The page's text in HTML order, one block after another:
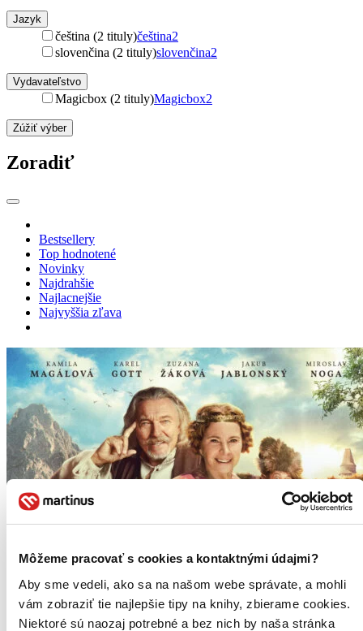
Môžeme pracovať s cookies a kontaktnými údajmi?
Aby sme vedeli, ako sa na našom webe správate, a mohli
vám zobraziť tie najlepšie tipy na knihy, zbierame cookies.
Niektoré sú naozaj potrebné a bez nich by naša stránka
Jazyk
čeština (2 tituly)čeština2
slovenčina (2 tituly)slovenčina2
Vydavateľstvo
Magicbox (2 tituly)Magicbox2
Zúžiť výber
Zoradiť
Bestsellery
Top hodnotené
Novinky
Najdrahšie
Najlacnejšie
Najvyššia zľava